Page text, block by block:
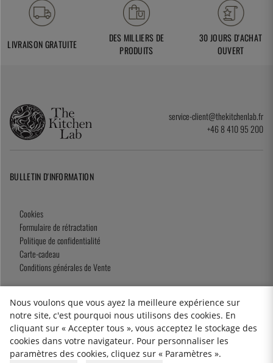
LIVRAISON GRATUITE
DES MILLIERS DE
PRODUITS
30 JOURS D'ACHAT
OUVERT
service-client@thekitchenlab.fr
+46 8 410 95 200
BULLETIN D'INFORMATION
Cookies
Formulaire de rétractation
Politique de confidentialité
Carte-cadeau
Conditions générales de Vente
2026 KitchenLab AB
Nous voulons que vous ayez la meilleure expérience sur
notre site, c'est pourquoi nous utilisons des cookies. En
cliquant sur « Accepter tous », vous acceptez le stockage des
cookies dans votre navigateur. Pour personnaliser les
paramètres des cookies, cliquez sur « Paramètres ».